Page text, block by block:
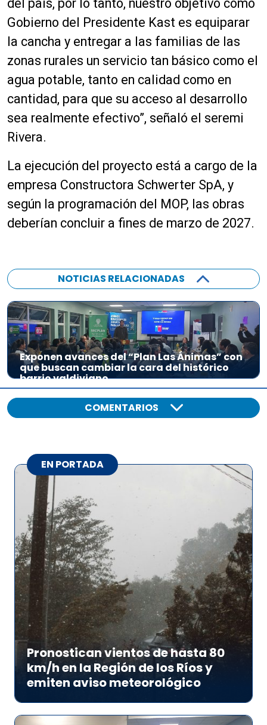
del país, por lo tanto, nuestro objetivo como
Gobierno del Presidente Kast es equiparar
la cancha y entregar a las familias de las
zonas rurales un servicio tan básico como el
agua potable, tanto en calidad como en
cantidad, para que su acceso al desarrollo
sea realmente efectivo”, señaló el seremi
Rivera.
La ejecución del proyecto está a cargo de la
empresa Constructora Schwerter SpA, y
según la programación del MOP, las obras
deberían concluir a fines de marzo de 2027.
NOTICIAS RELACIONADAS
Exponen avances del “Plan Las Ánimas” con
que buscan cambiar la cara del histórico
barrio valdiviano
COMENTARIOS
EN PORTADA
Pronostican vientos de hasta 80
km/h en la Región de los Ríos y
emiten aviso meteorológico